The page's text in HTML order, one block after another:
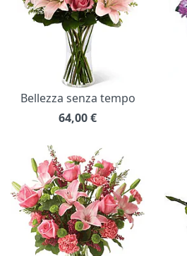
Bellezza senza tempo
64,00€